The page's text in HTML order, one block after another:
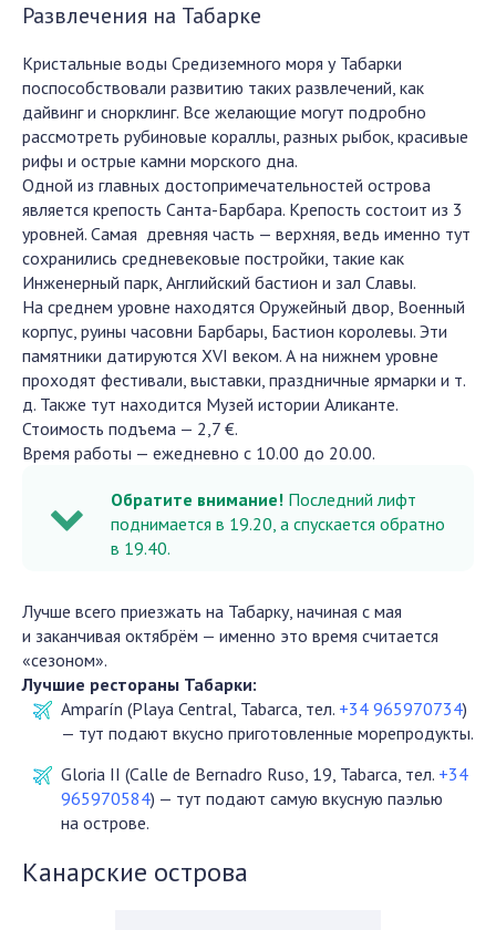
Развлечения на Табарке
Кристальные воды Средиземного моря у Табарки
поспособствовали развитию таких развлечений, как
дайвинг и снорклинг. Все желающие могут подробно
рассмотреть рубиновые кораллы, разных рыбок, красивые
рифы и острые камни морского дна.
Одной из главных достопримечательностей острова
является крепость Санта-Барбара. Крепость состоит из 3
уровней. Самая древняя часть — верхняя, ведь именно тут
сохранились средневековые постройки, такие как
Инженерный парк, Английский бастион и зал Славы.
На среднем уровне находятся Оружейный двор, Военный
корпус, руины часовни Барбары, Бастион королевы. Эти
памятники датируются XVI веком. А на нижнем уровне
проходят фестивали, выставки, праздничные ярмарки и т.
д. Также тут находится Музей истории Аликанте.
Стоимость подъема — 2,7 €.
Время работы — ежедневно с 10.00 до 20.00.
Обратите внимание! Последний лифт
поднимается в 19.20, а спускается обратно
в 19.40.
Лучше всего приезжать на Табарку, начиная с мая
и заканчивая октябрём — именно это время считается
«сезоном».
Лучшие рестораны Табарки:
Amparín (Playa Central, Tabarca, тел. +34 965970734)
— тут подают вкусно приготовленные морепродукты.
Gloria II (Calle de Bernadro Ruso, 19, Tabarca, тел. +34
965970584) — тут подают самую вкусную паэлью
на острове.
Канарские острова